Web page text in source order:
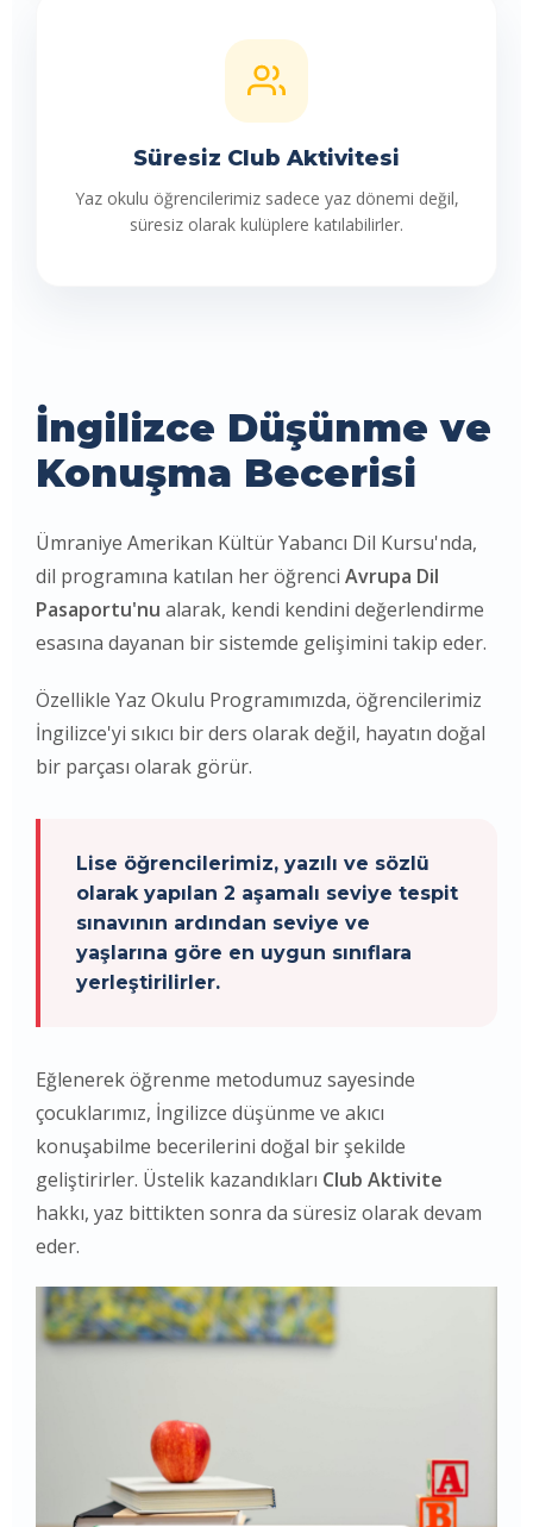
Süresiz Club Aktivitesi
Yaz okulu öğrencilerimiz sadece yaz dönemi değil,
süresiz olarak kulüplere katılabilirler.
İngilizce Düşünme ve
Konuşma Becerisi
Ümraniye Amerikan Kültür Yabancı Dil Kursu'nda,
dil programına katılan her öğrenci Avrupa Dil
Pasaportu'nu alarak, kendi kendini değerlendirme
esasına dayanan bir sistemde gelişimini takip eder.
Özellikle Yaz Okulu Programımızda, öğrencilerimiz
İngilizce'yi sıkıcı bir ders olarak değil, hayatın doğal
bir parçası olarak görür.
Lise öğrencilerimiz, yazılı ve sözlü
olarak yapılan 2 aşamalı seviye tespit
sınavının ardından seviye ve
yaşlarına göre en uygun sınıflara
yerleştirilirler.
Eğlenerek öğrenme metodumuz sayesinde
çocuklarımız, İngilizce düşünme ve akıcı
konuşabilme becerilerini doğal bir şekilde
geliştirirler. Üstelik kazandıkları Club Aktivite
hakkı, yaz bittikten sonra da süresiz olarak devam
eder.